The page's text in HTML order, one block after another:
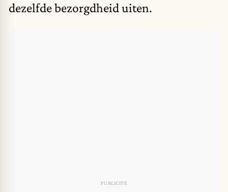
dezelfde bezorgdheid uiten.